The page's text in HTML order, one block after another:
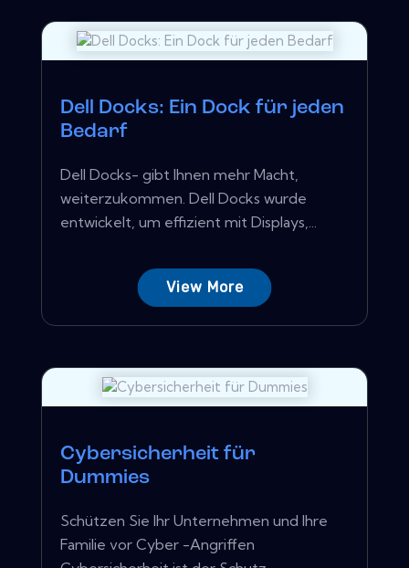
Dell Docks: Ein Dock für jeden
Bedarf
Dell Docks- gibt Ihnen mehr Macht,
weiterzukommen. Dell Docks wurde
entwickelt, um effizient mit Displays,...
View More
Cybersicherheit für
Dummies
Schützen Sie Ihr Unternehmen und Ihre
Familie vor Cyber ​​-Angriffen